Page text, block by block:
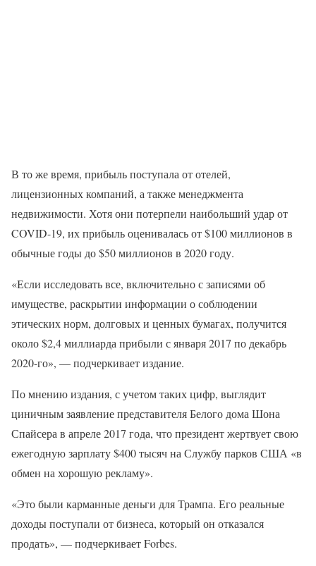
В то же время, прибыль поступала от отелей,
лицензионных компаний, а также менеджмента
недвижимости. Хотя они потерпели наибольший удар от
COVID-19, их прибыль оценивалась от $100 миллионов в
обычные годы до $50 миллионов в 2020 году.
«Если исследовать все, включительно с записями об
имуществе, раскрытии информации о соблюдении
этических норм, долговых и ценных бумагах, получится
около $2,4 миллиарда прибыли с января 2017 по декабрь
2020-го», — подчеркивает издание.
По мнению издания, с учетом таких цифр, выглядит
циничным заявление представителя Белого дома Шона
Спайсера в апреле 2017 года, что президент жертвует свою
ежегодную зарплату $400 тысяч на Службу парков США «в
обмен на хорошую рекламу».
«Это были карманные деньги для Трампа. Его реальные
доходы поступали от бизнеса, который он отказался
продать», — подчеркивает Forbes.